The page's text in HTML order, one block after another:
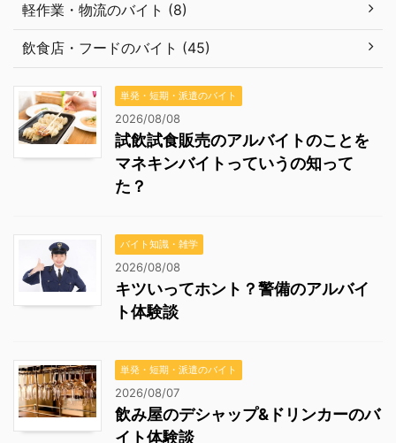
軽作業・物流のバイト (8)
飲食店・フードのバイト (45)
単発・短期・派遣のバイト
2026/08/08
試飲試食販売のアルバイトのことを
マネキンバイトっていうの知って
た？
バイト知識・雑学
2026/08/08
キツいってホント？警備のアルバイ
ト体験談
単発・短期・派遣のバイト
2026/08/07
飲み屋のデシャップ&ドリンカーのバ
イト体験談